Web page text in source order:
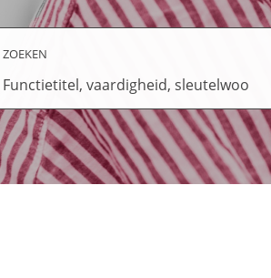
ZOEKEN
Functietitel,
sleutelwoord